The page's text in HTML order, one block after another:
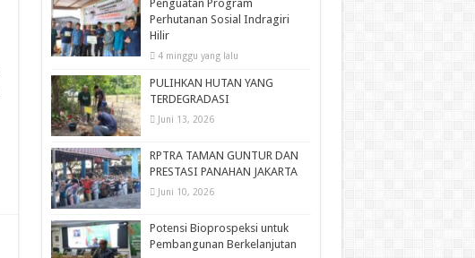
Penguatan Program
Perhutanan Sosial Indragiri
Hilir
4 minggu yang lalu
PULIHKAN HUTAN YANG
TERDEGRADASI
Juni 13, 2026
RPTRA TAMAN GUNTUR DAN
PRESTASI PANAHAN JAKARTA
Juni 10, 2026
Potensi Bioprospeksi untuk
Pembangunan Berkelanjutan